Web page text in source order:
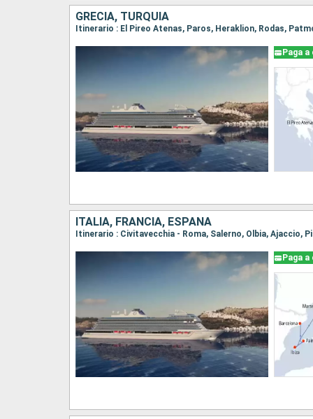
GRECIA, TURQUÍA
Itinerario : El Pireo Atenas, Paros, Heraklion, Rodas,
Paga
ITALIA, FRANCIA, ESPAÑA
Paga